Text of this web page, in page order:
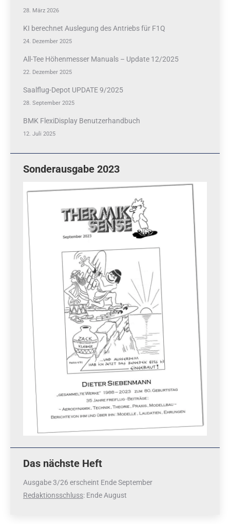
28. März 2026
KI berechnet Auslegung des Antriebs für F1Q
24. Dezember 2025
All-Tee Höhenmesser Manuals – Update 12/2025
22. Dezember 2025
Saalflug-Depot UPDATE 9/2025
28. September 2025
BMK FlexiDisplay Benutzerhandbuch
12. Juli 2025
Sonderausgabe 2023
Das nächste Heft
Ausgabe 3/26 erscheint Ende September
Redaktionsschluss: Ende August